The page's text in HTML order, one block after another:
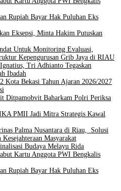
Rupiah Bayar Hak Puluhan Eks
Eksepsi, Minta Hakim Putuskan
Untuk Monitoring Evaluasi,
Kepengurusan Grib Jaya di RIAU
Tri Adhianto Tegaskan
Ibadah
Kota Bekasi Tahun Ajaran 2026/2027
Ditpamobvit Baharkam Polri Periksa
PMII Jadi Mitra Strategis Kawal
Palma Nusantara di Riau, Solusi
Masyarakat
Budaya Melayu Rida
Kartu Anggota PWI Bengkalis
Rupiah Bayar Hak Puluhan Eks